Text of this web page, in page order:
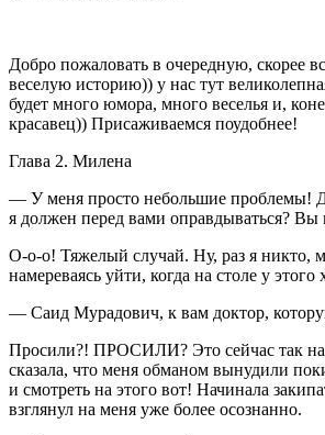
Добро пожаловать в очередную, скорее
веселую историю)) у нас тут
будет много юмора, много веселья и,
красавец)) Присаживаемся поудобнее!
Глава 2. Милена
— У меня просто небольшие проблемы!
я должен перед вами оправдываться? Вы
О-о-о! Тяжелый случай. Ну, раз я никто,
намереваясь уйти, когда на столе у
— Саид Мурадович, к вам доктор,
Просили?! ПРОСИЛИ? Это сейчас так
сказала, что меня обманом вынудили
и смотреть на этого вот! Начинала
взглянул на меня уже более осознанно.